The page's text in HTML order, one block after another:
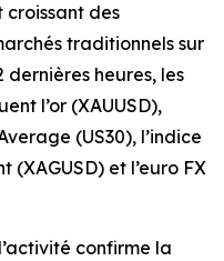
croissant des
traditionnels sur
heures, les
l’or (XAUUSD),
(US30), l’indice
(XAGUSD) et l’euro FX
confirme la